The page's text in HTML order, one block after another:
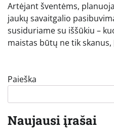
Artėjant šventėms,
jaukų savaitgalio
susiduriame su iššūkiu –
maistas būtų ne tik
Paieška
Naujausi įrašai